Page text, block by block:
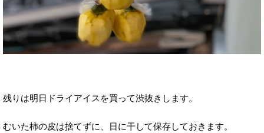
残りは明日ドライアイスを買って渋抜きします。
むいた柿の皮は捨てずに、日に干して保存しておきます。